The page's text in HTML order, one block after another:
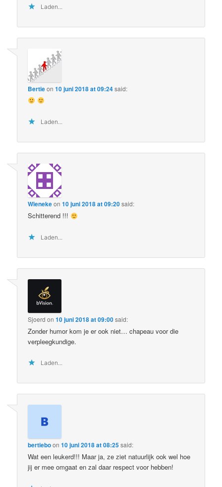
Laden...
Bertieon10 juni 2018 at 09:24said:
Laden...
Wienekeon10 juni 2018 at 09:20said:
Schitterend !!!
Laden...
Sjoerd on10 juni 2018 at 09:00said:
Zonder humor kom je er ook niet… chapeau voor die
verpleegkundige.
Laden...
bertieboon10 juni 2018 at 08:25said:
Wat een leukerd!!! Maar ja, ze ziet natuurlijk ook wel hoe
jij er mee omgaat en zal daar respect voor hebben!